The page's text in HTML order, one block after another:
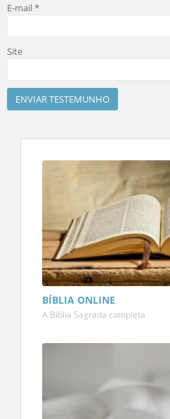
E-mail*
Site
BÍBLIA ONLINE
A Bíblia Sagrada completa